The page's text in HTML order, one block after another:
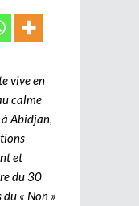
vive en
calme
Abidjan,
et
du 30
« Non »